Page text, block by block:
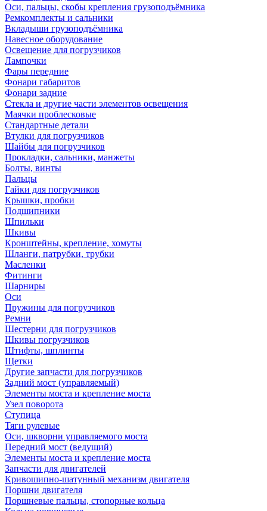
Оси, пальцы, скобы крепления грузоподъёмника
Ремкомплекты и сальники
Вкладыши грузоподъёмника
Навесное оборудование
Освещение для погрузчиков
Лампочки
Фары передние
Фонари габаритов
Фонари задние
Стекла и другие части элементов освещения
Маячки проблесковые
Стандартные детали
Втулки для погрузчиков
Шайбы для погрузчиков
Прокладки, сальники, манжеты
Болты, винты
Пальцы
Гайки для погрузчиков
Крышки, пробки
Подшипники
Шпильки
Шкивы
Кронштейны, крепление, хомуты
Шланги, патрубки, трубки
Масленки
Фитинги
Шарниры
Оси
Пружины для погрузчиков
Ремни
Шестерни для погрузчиков
Шкивы погрузчиков
Штифты, шплинты
Щетки
Другие запчасти для погрузчиков
Задний мост (управляемый)
Элементы моста и крепление моста
Узел поворота
Ступица
Тяги рулевые
Оси, шкворни управляемого моста
Передний мост (ведущий)
Элементы моста и крепление моста
Запчасти для двигателей
Кривошипно-шатунный механизм двигателя
Поршни двигателя
Поршневые пальцы, стопорные кольца